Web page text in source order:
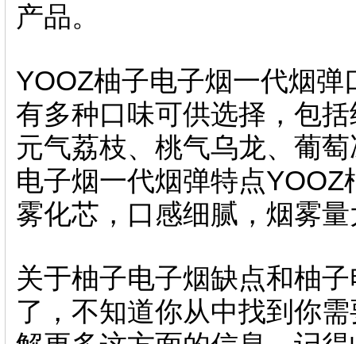
产品。
YOOZ柚子电子烟一代烟
有多种口味可供选择，包
元气荔枝、桃气乌龙、葡
电子烟一代烟弹特点
雾化芯，口感细腻，烟雾
关于柚子电子烟缺点和柚
了，不知道你从中找到你